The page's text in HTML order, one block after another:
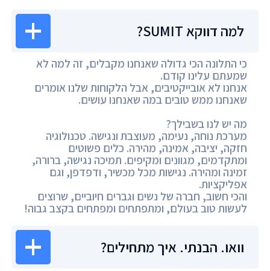
למה דווקא SUMIT?
כי התלונה הכי גדולה שאנחנו מקבלים, זה למה לא
שמעתם עלינו קודם.
אנחנו לא אובייקטיבים, אבל הלקוחות שלנו אומרים
שאנחנו ממש טובים במה שאנחנו עושים.
מה יש לנו בשבילך?
מערכת נוחה, נעימה, מעוצבת ונגישה. טכנולוגיה
חזקה, יציבה, אמינה, מהירה. כלים פשוטים
ומתקדמים, מגוונים ומקיפים. תמיכה נגישה, ברורה,
זמינה ומהירה. נגישות מכל מכשיר, ודפדפן, וגם
אפליקציות.
והכי חשוב, חברה של נשים וגברים חיוביים, שרוצים
לעשות טוב בעולם, ומתפתחים ומפתחים בקצב גבוה!
וואו. הבנתי. איך מתחילים?